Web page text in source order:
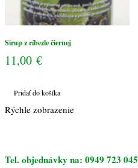
Sirup z ríbezle čiernej
11,00 €
Pridať do košíka
Rýchle zobrazenie
Tel. objednávky na: 0949 723 045